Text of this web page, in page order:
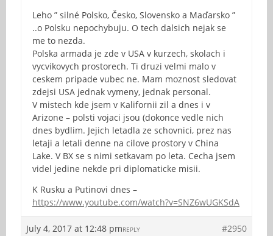
Leho ” silné Polsko, Česko, Slovensko a Maďarsko ”
..o Polsku nepochybuju. O tech dalsich nejak se
me to nezda.
Polska armada je zde v USA v kurzech, skolach i
vycvikovych prostorech. Ti druzi velmi malo v
ceskem pripade vubec ne. Mam moznost sledovat
zdejsi USA jednak vymeny, jednak personal.
V mistech kde jsem v Kalifornii zil a dnes i v
Arizone – polsti vojaci jsou (dokonce vedle nich
dnes bydlim. Jejich letadla ze schovnici, prez nas
letaji a letali denne na cilove prostory v China
Lake. V BX se s nimi setkavam po leta. Cecha jsem
videl jedine nekde pri diplomaticke misii.
K Rusku a Putinovi dnes –
https://www.youtube.com/watch?v=SNZ6wUGKSdA
July 4, 2017 at 12:48 pm #2950
REPLY